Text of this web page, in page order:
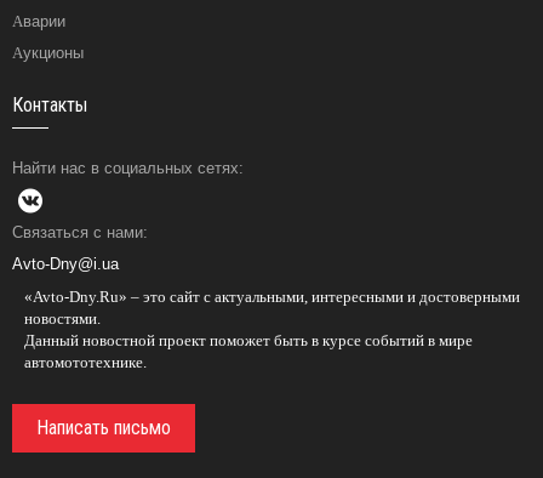
Аварии
Аукционы
Контакты
Найти нас в социальных сетях:
Связаться с нами:
Avto-Dny@i.ua
«Avto-Dny.Ru» – это сайт с актуальными, интересными и достоверными
новостями.
Данный новостной проект поможет быть в курсе событий в мире
автомототехнике.
Написать письмо